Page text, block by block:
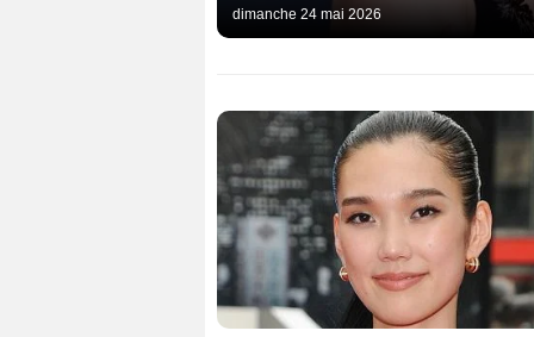
dimanche 24 mai 2026